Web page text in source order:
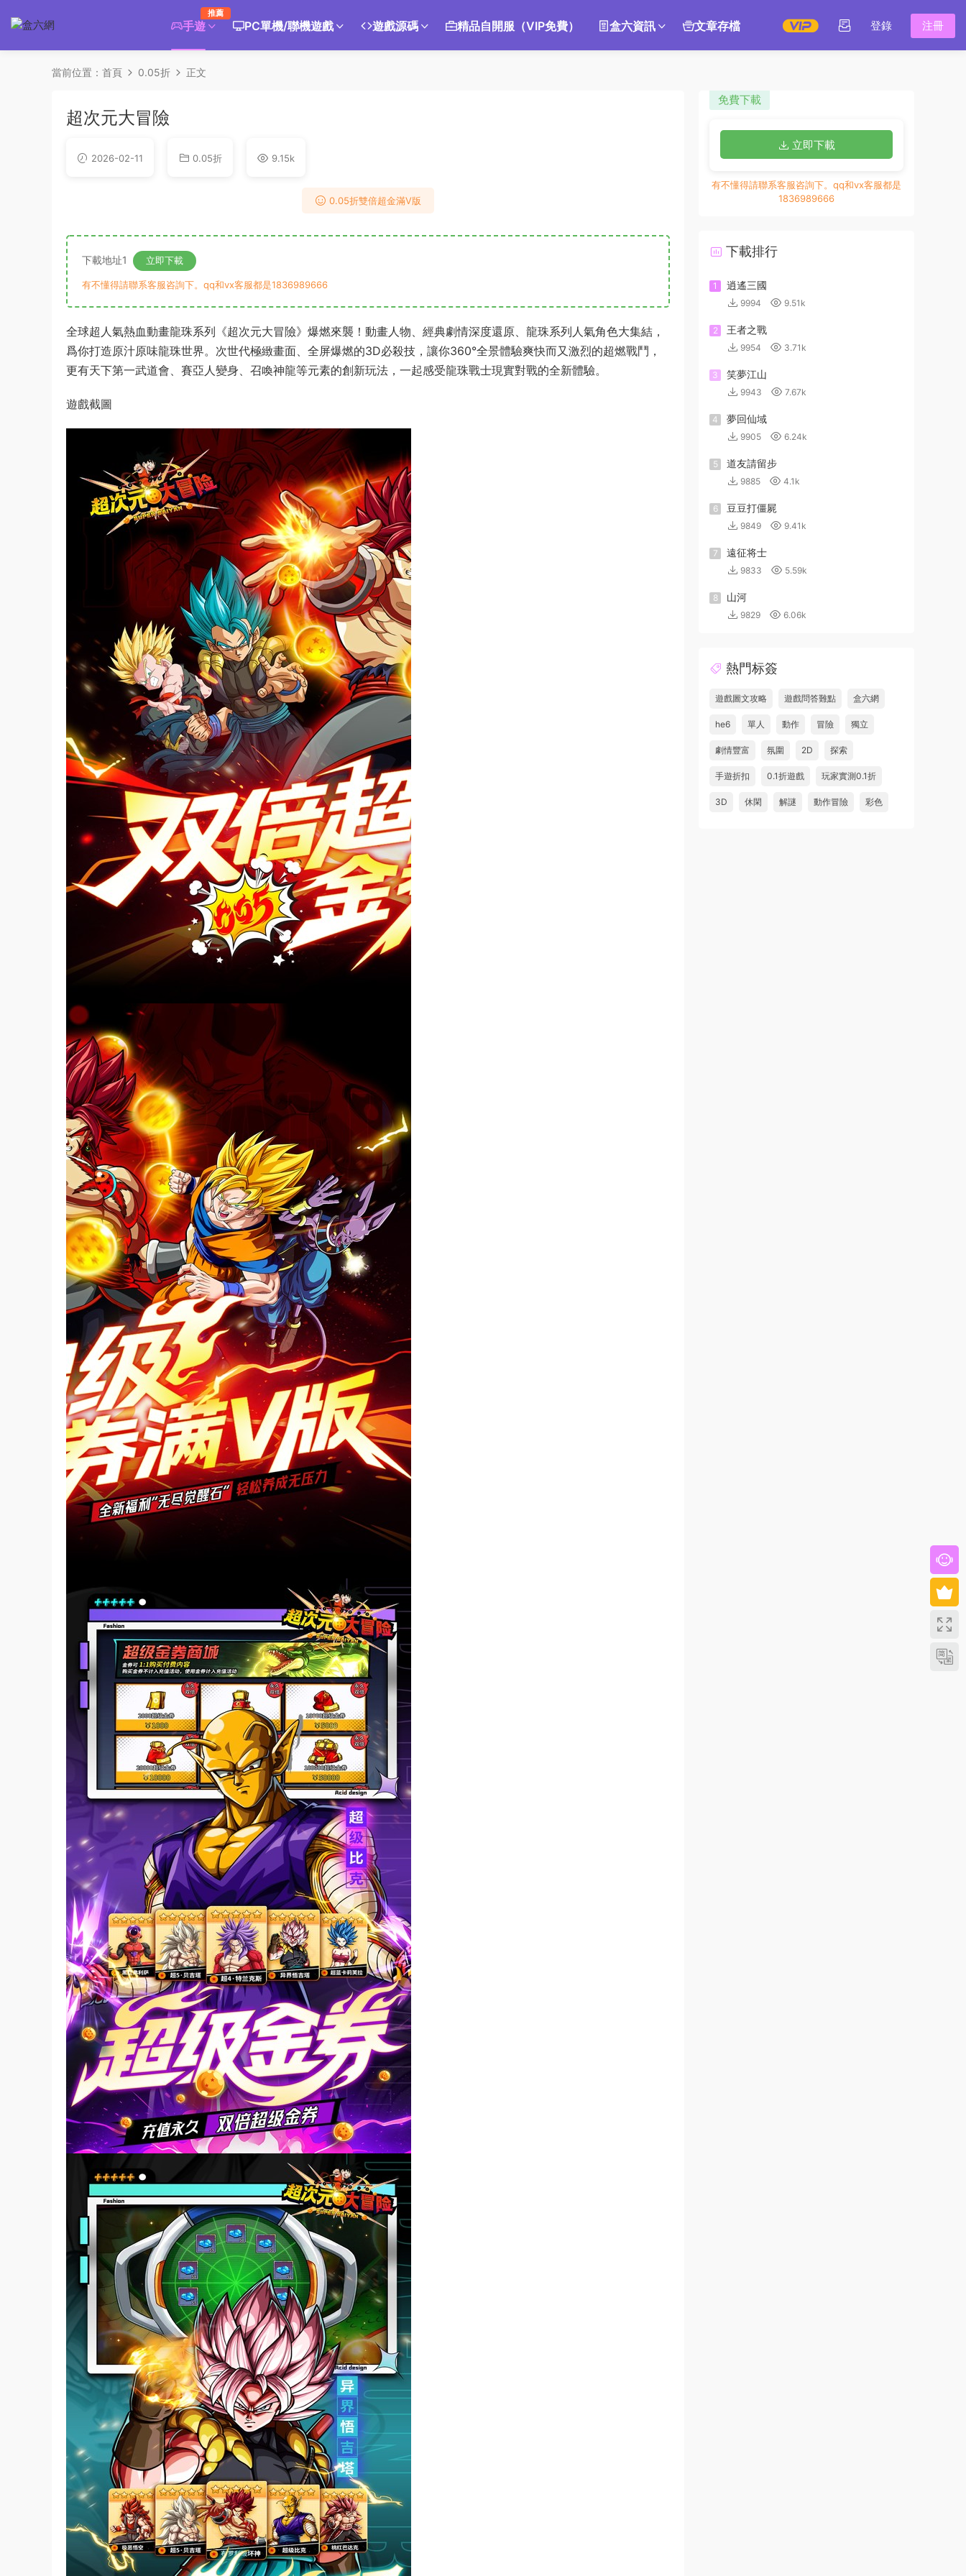
手遊
推薦
PC單機/聯機遊戲 遊戲源碼 精品自開服（VIP免費） 盒六資訊 文章存檔 登錄 注冊
當前位置： 首頁 0.05折 正文
超次元大冒險
2026-02-11 0.05折 9.15k
0.05折雙倍超金滿V版
下載地址1 立即下載
有不懂得請聯系客服咨詢下。qq和vx客服都是1836989666
全球超人氣熱血動畫龍珠系列《超次元大冒險》爆燃來襲！動畫人物、經典劇情深度還原、龍珠系列人氣角色大集結，
爲你打造原汁原味龍珠世界。次世代極緻畫面、全屏爆燃的3D必殺技，讓你360°全景體驗爽快而又激烈的超燃戰鬥，
更有天下第一武道會、賽亞人變身、召喚神龍等元素的創新玩法，一起感受龍珠戰士現實對戰的全新體驗。
遊戲截圖
免費下載
立即下載
有不懂得請聯系客服咨詢下。qq和vx客服都是
1836989666
下載排行
1 逍遙三國
9994 9.51k
2 王者之戰
9954 3.71k
3 笑夢江山
9943 7.67k
4 夢回仙域
9905 6.24k
5 道友請留步
9885 4.1k
6 豆豆打僵屍
9849 9.41k
7 遠征将士
9833 5.59k
8 山河
9829 6.06k
熱門标簽
遊戲圖文攻略 遊戲問答難點 盒六網
he6 單人 動作 冒險 獨立
劇情豐富 氛圍 2D 探索
手遊折扣 0.1折遊戲 玩家實測0.1折
3D 休閑 解謎 動作冒險 彩色